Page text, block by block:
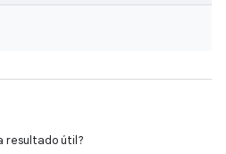
resultado útil?